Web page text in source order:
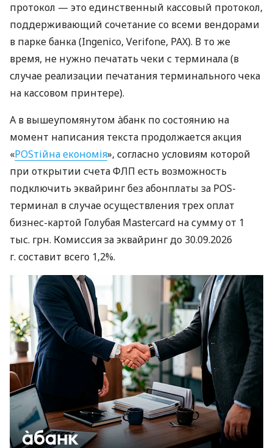
протокол — это единственный кассовый протокол,
поддерживающий сочетание со всеми вендорами
в парке банка (Ingenico, Verifone, PAX). В то же
время, не нужно печатать чеки с терминала (в
случае реализации печатания терминального чека
на кассовом принтере).
А в вышеупомянутом àбанк по состоянию на
момент написания текста продолжается акция
«POSтійна економія», согласно условиям которой
при открытии счета ФЛП есть возможность
подключить эквайринг без абонплаты за POS-
терминал в случае осуществления трех оплат
бизнес-картой Голубая Mastercard на сумму от 1
тыс. грн. Комиссия за эквайринг до 30.09.2026
г. составит всего 1,2%.